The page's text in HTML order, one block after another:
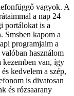
vagyok. A
a nap 24
portálokat is a
Smsben kapom a
programjaim a
használom
kezemben van, így
kedvelem a szép,
is divatosan
és rózsaarany